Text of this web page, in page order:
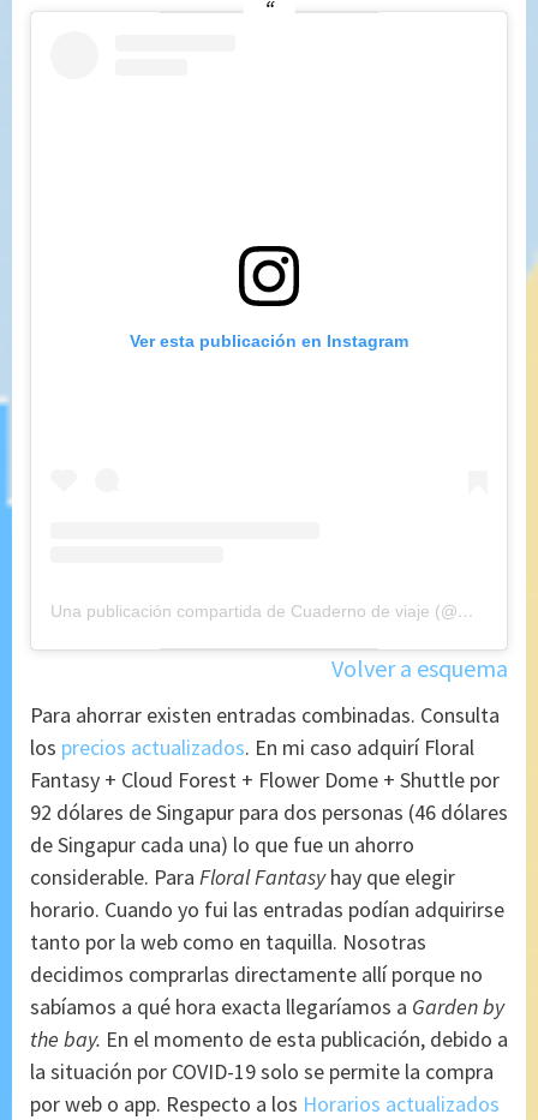
Ver esta publicación en Instagram
Una publicación compartida de Cuaderno de viaje (@maryajosess)
Volver a esquema
Para ahorrar existen entradas combinadas. Consulta
los precios actualizados. En mi caso adquirí Floral
Fantasy + Cloud Forest + Flower Dome + Shuttle por
92 dólares de Singapur para dos personas (46 dólares
de Singapur cada una) lo que fue un ahorro
considerable. Para Floral Fantasyhay que elegir
horario. Cuando yo fui las entradas podían adquirirse
tanto por la web como en taquilla. Nosotras
decidimos comprarlas directamente allí porque no
sabíamos a qué hora exacta llegaríamos a Garden by
the bay. En el momento de esta publicación, debido a
la situación por COVID-19 solo se permite la compra
por web o app. Respecto a los Horarios actualizados